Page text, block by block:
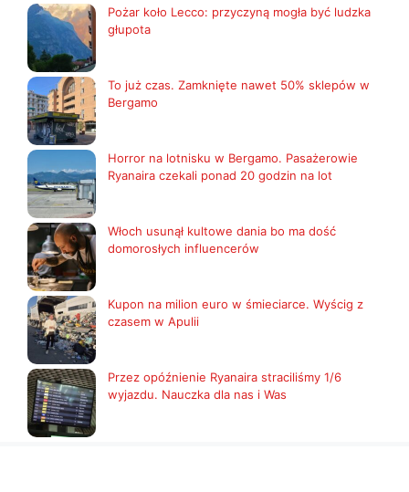
Pożar koło Lecco: przyczyną mogła być ludzka
głupota
To już czas. Zamknięte nawet 50% sklepów w
Bergamo
Horror na lotnisku w Bergamo. Pasażerowie
Ryanaira czekali ponad 20 godzin na lot
Włoch usunął kultowe dania bo ma dość
domorosłych influencerów
Kupon na milion euro w śmieciarce. Wyścig z
czasem w Apulii
Przez opóźnienie Ryanaira straciliśmy 1/6
wyjazdu. Nauczka dla nas i Was